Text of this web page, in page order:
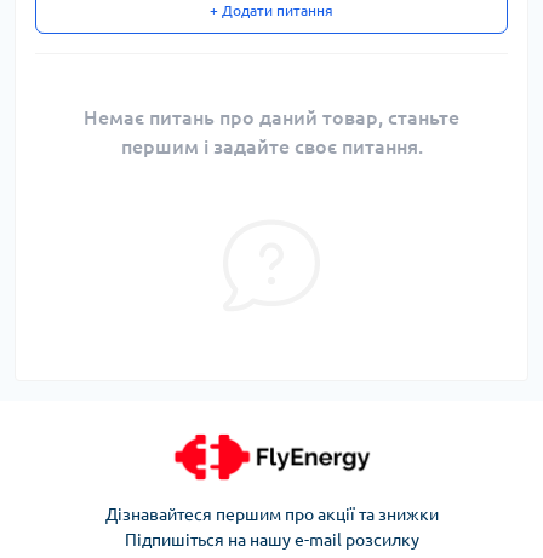
+ Додати питання
Немає питань про даний товар, станьте
першим і задайте своє питання.
Дізнавайтеся першим про акції та знижки
Підпишіться на нашу e-mail розсилку